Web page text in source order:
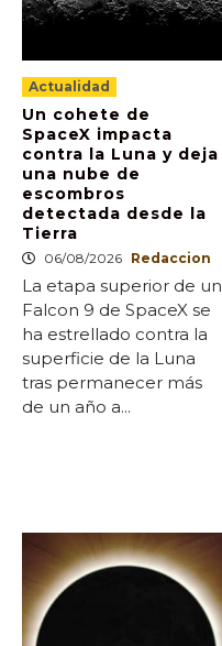
Actualidad
Un cohete de
SpaceX impacta
contra la Luna y deja
una nube de
escombros
detectada desde la
Tierra
06/08/2026 Redaccion
La etapa superior de un
Falcon 9 de SpaceX se
ha estrellado contra la
superficie de la Luna
tras permanecer más
de un año a...